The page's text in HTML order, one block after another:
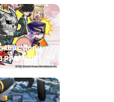
thức đóng
phát hành